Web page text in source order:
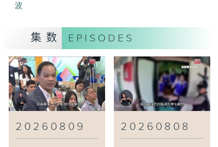
波
集数 EPISODES
20260809 20260808